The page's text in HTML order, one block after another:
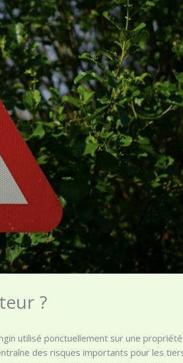
?
utilisé ponctuellement sur une propriété
des risques importants pour les